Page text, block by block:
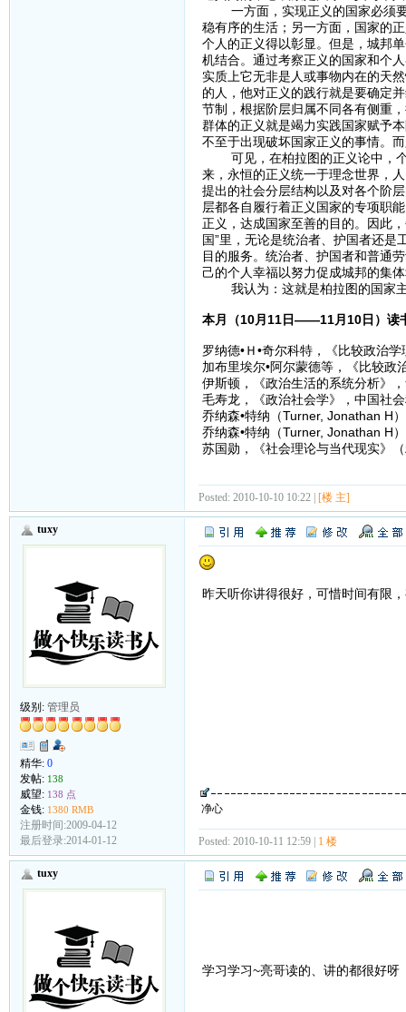
一方面，实现正义的国家必须要
稳有序的生活；另一方面，国家的
个人的正义得以彰显。但是，城邦
机结合。通过考察正义的国家和个
实质上它无非是人或事物内在的天
的人，他对正义的践行就是要确定
节制，根据阶层归属不同各有侧重
群体的正义就是竭力实践国家赋予
不至于出现破坏国家正义的事情。
可见，在柏拉图的正义论中，个
来，永恒的正义统一于理念世界，
提出的社会分层结构以及对各个阶
层都各自履行着正义国家的专项职
正义，达成国家至善的目的。因此
国”里，无论是统治者、护国者还
目的服务。统治者、护国者和普通
己的个人幸福以努力促成城邦的集
我认为：这就是柏拉图的国家
本月（10月11日——11月10日）读
罗纳德•Ｈ•奇尔科特，《比较政治
加布里埃尔•阿尔蒙德等，《比较
伊斯顿，《政治生活的系统分析》
毛寿龙，《政治社会学》，中国社
乔纳森•特纳（Turner, Jonathan H
乔纳森•特纳（Turner, Jonathan H
苏国勋，《社会理论与当代现实》
Posted: 2010-10-10 10:22 | [楼 主]
tuxy
级别: 管理员
精华: 0
发帖: 138
威望: 138 点
金钱: 1380 RMB
注册时间:2009-04-12
最后登录:2014-01-12
昨天听你讲得很好，可惜时间有限
净心
Posted: 2010-10-11 12:59 | 1 楼
tuxy
学习学习~亮哥读的、讲的都很好呀